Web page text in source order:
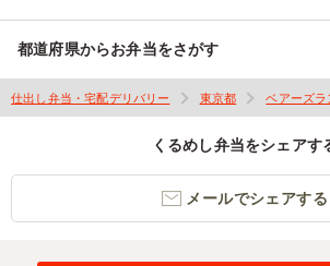
都道府県からお弁当をさがす
仕出し弁当・宅配デリバリー 東京都 ベアーズラ
くるめし弁当をシェアす
メールでシェアする